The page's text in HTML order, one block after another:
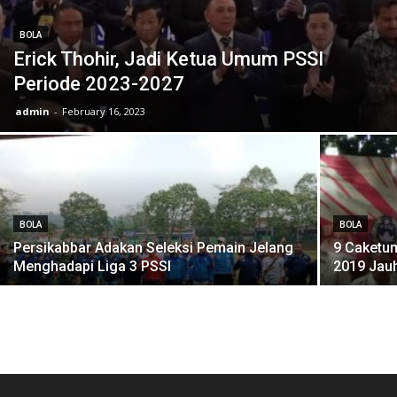
BOLA
Erick Thohir, Jadi Ketua Umum PSSI
Periode 2023-2027
admin - February 16, 2023
BOLA
Persikabbar Adakan Seleksi Pemain Jelang
Menghadapi Liga 3 PSSI
BOLA
9
2019